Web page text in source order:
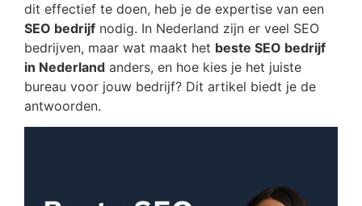
dit effectief te doen, heb je de expertise van een
SEO bedrijf nodig. In Nederland zijn er veel SEO
bedrijven, maar wat maakt het beste SEO bedrijf
in Nederland anders, en hoe kies je het juiste
bureau voor jouw bedrijf? Dit artikel biedt je de
antwoorden.